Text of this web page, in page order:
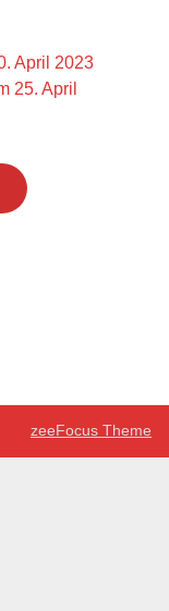
April 2023
25. April
zeeFocus Theme